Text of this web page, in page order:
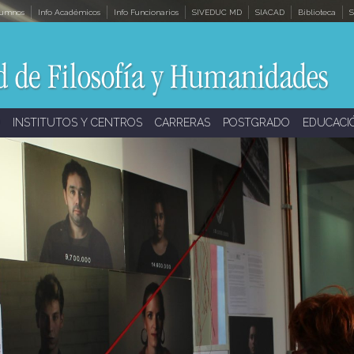
Info Académicos Info Funcionarios SIVEDUC MD SIACAD Biblioteca
INSTITUTOS Y CENTROS CARRERAS POSTGRADO